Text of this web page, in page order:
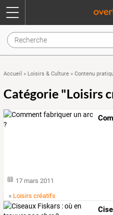
Accueil » Loisirs & Culture » Contenu
Catégorie "Loisirs
17 mars 2011
» Loisirs créatifs